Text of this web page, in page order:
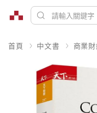
首頁 中文書 商業